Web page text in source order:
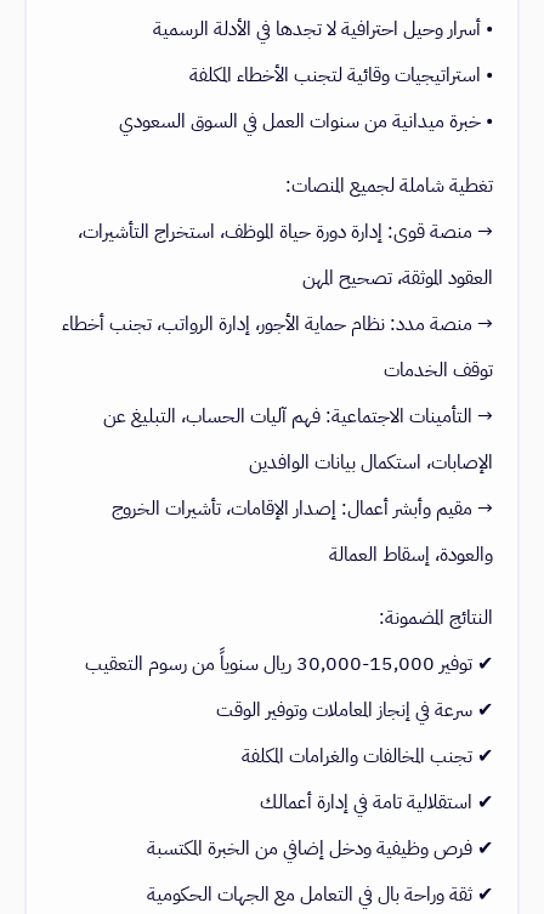
• أسرار وحيل احترافية لا تجدها في الأدلة الرسمية
• استراتيجيات وقائية لتجنب الأخطاء المكلفة
• خبرة ميدانية من سنوات العمل في السوق السعودي
تغطية شاملة لجميع المنصات:
→ منصة قوى: إدارة دورة حياة الموظف، استخراج التأشيرات،
العقود الموثقة، تصحيح المهن
→ منصة مدد: نظام حماية الأجور، إدارة الرواتب، تجنب أخطاء
توقف الخدمات
→ التأمينات الاجتماعية: فهم آليات الحساب، التبليغ عن
الإصابات، استكمال بيانات الوافدين
→ مقيم وأبشر أعمال: إصدار الإقامات، تأشيرات الخروج
والعودة، إسقاط العمالة
النتائج المضمونة:
✔ توفير 15,000-30,000 ريال سنوياً من رسوم التعقيب
✔ سرعة في إنجاز المعاملات وتوفير الوقت
✔ تجنب المخالفات والغرامات المكلفة
✔ استقلالية تامة في إدارة أعمالك
✔ فرص وظيفية ودخل إضافي من الخبرة المكتسبة
✔ ثقة وراحة بال في التعامل مع الجهات الحكومية